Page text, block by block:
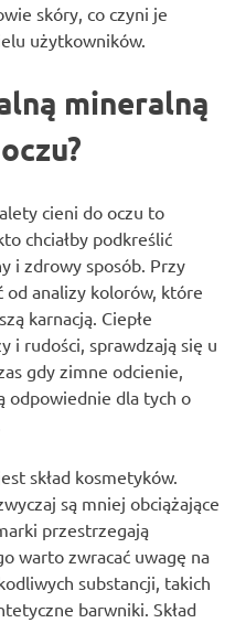
skóry, co czyni je
użytkowników.
mineralną
cieni do oczu to
chciałby podkreślić
i zdrowy sposób. Przy
od analizy kolorów, które
karnacją. Ciepłe
i rudości, sprawdzają się u
gdy zimne odcienie,
odpowiednie dla tych o
skład kosmetyków.
są mniej obciążające
przestrzegają
warto zwracać uwagę na
substancji, takich
barwniki. Skład